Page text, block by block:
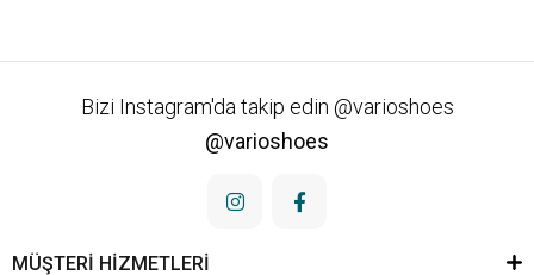
Bizi Instagram'da takip edin @varioshoes
@varioshoes
MÜŞTERİ HİZMETLERİ